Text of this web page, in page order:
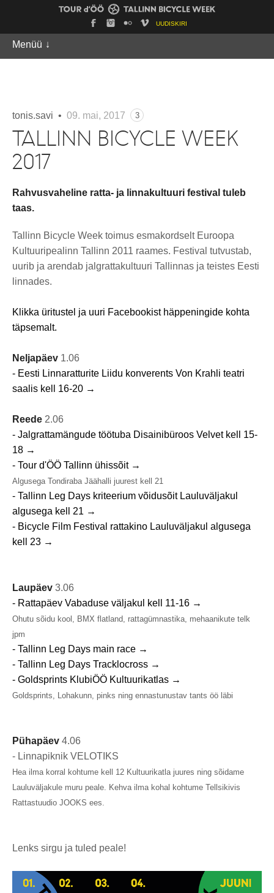
UUDISKIRI
Menüü ↓
tonis.savi • 09. mai, 2017 3
TALLINN BICYCLE WEEK
2017
Rahvusvaheline ratta- ja linnakultuuri festival tuleb
taas.
Tallinn Bicycle Week toimus esmakordselt Euroopa
Kultuuripealinn Tallinn 2011 raames. Festival tutvustab,
uurib ja arendab jalgrattakultuuri Tallinnas ja teistes Eesti
linnades.
Klikka üritustel ja uuri Facebookist häppeningide kohta
täpsemalt.
Neljapäev 1.06
- Eesti Linnaratturite Liidu konverents Von Krahli teatri
saalis kell 16-20 →
Reede 2.06
- Jalgrattamängude töötuba Disainibüroos Velvet kell 15-
18 →
- Tour d'ÖÖ Tallinn ühissõit →
Algusega Tondiraba Jäähalli juurest kell 21
- Tallinn Leg Days kriteerium võidusõit Lauluväljakul
algusega kell 21 →
- Bicycle Film Festival rattakino Lauluväljakul algusega
kell 23 →
Laupäev 3.06
- Rattapäev Vabaduse väljakul kell 11-16 →
Ohutu sõidu kool, BMX flatland, rattagümnastika, mehaanikute telk
jpm
- Tallinn Leg Days main race →
- Tallinn Leg Days Tracklocross →
- Goldsprints KlubiÖÖ Kultuurikatlas →
Goldsprints, Lohakunn, pinks ning ennastunustav tants öö läbi
Pühapäev 4.06
- Linnapiknik VELOTIKS
Hea ilma korral kohtume kell 12 Kultuurikatla juures ning sõidame
Lauluväljakule muru peale. Kehva ilma kohal kohtume Tellsikivis
Rattastuudio JOOKS ees.
Lenks sirgu ja tuled peale!